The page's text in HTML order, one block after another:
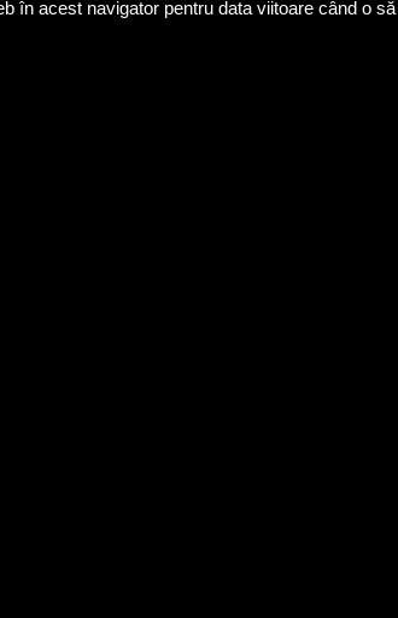
în acest navigator pentru data viitoare când o să